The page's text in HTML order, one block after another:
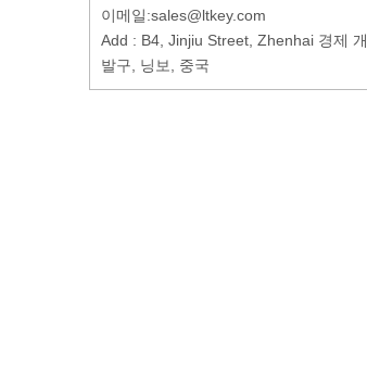
이메일:sales@ltkey.com
Add : B4, Jinjiu Street, Zhenhai 경제 개
발구, 닝보, 중국